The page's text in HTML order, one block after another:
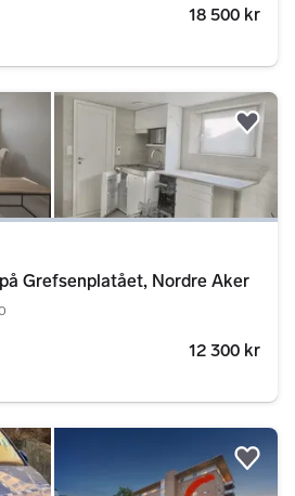
18 500 kr
Grefsenplatået, Nordre Aker
12 300 kr